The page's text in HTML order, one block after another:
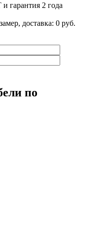
и гарантия 2 года
доставка: 0 руб.
по